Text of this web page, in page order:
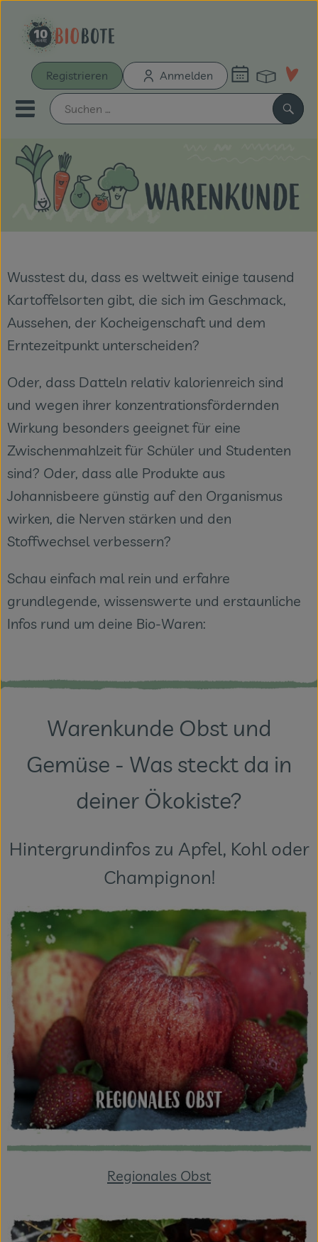
Registrieren Anmelden
Mobiles Menu öffnen oder
Schnupperkiste
Bio-Kochboxen
Neu & Aktionen
Themenwelten
Frischetheke
Vorratskammer
Naturdrogerie
Das Konzept
Über uns
Service
Firmenkunden
Wusstest du, dass es weltweit einige tausend
Kartoffelsorten gibt, die sich im Geschmack,
Aussehen, der Kocheigenschaft und dem
Erntezeitpunkt unterscheiden?
Oder, dass Datteln relativ kalorienreich sind
und wegen ihrer konzentrationsfördernden
Wirkung besonders geeignet für eine
Zwischenmahlzeit für Schüler und Studenten
sind? Oder, dass alle Produkte aus
Johannisbeere günstig auf den Organismus
wirken, die Nerven stärken und den
Stoffwechsel verbessern?
Schau einfach mal rein und erfahre
grundlegende, wissenswerte und erstaunliche
Infos rund um deine Bio-Waren:
Warenkunde Obst und
Gemüse - Was steckt da in
deiner Ökokiste?
Hintergrundinfos zu Apfel, Kohl oder
Champignon!
Regionales Obst